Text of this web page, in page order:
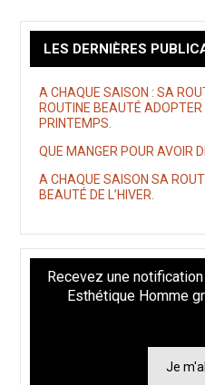
LES DERNIÈRES
A CHAQUE SAISON : SA
ROUTINE BEAUTÉ ADOPTER
PRINTEMPS.
QUE MANGER POUR AVOIR
A CHAQUE SAISON SA
BEAUTÉ DE L’HIVER.
Recevez une
Esthétique Homme
Je